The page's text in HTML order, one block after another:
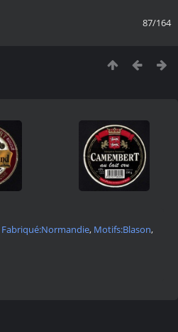
87/164
Fabriqué:Normandie, Motifs:Blason,